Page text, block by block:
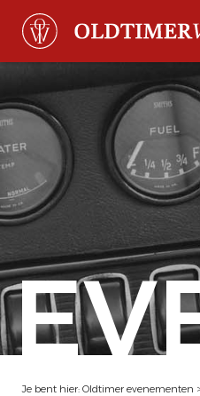
Je bent hier: Oldtimer evenementen